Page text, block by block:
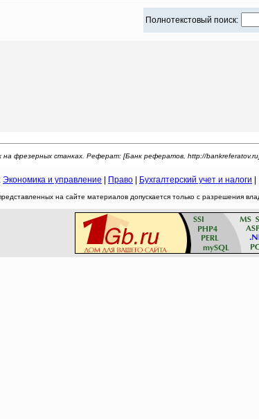
Полнотекстовый поиск:
фрезерных станках. Реферат: [Банк рефератов, http://
Экономика и управление Право Бухгалтерский учет и налоги
на сайте материалов допускается только с разрешения